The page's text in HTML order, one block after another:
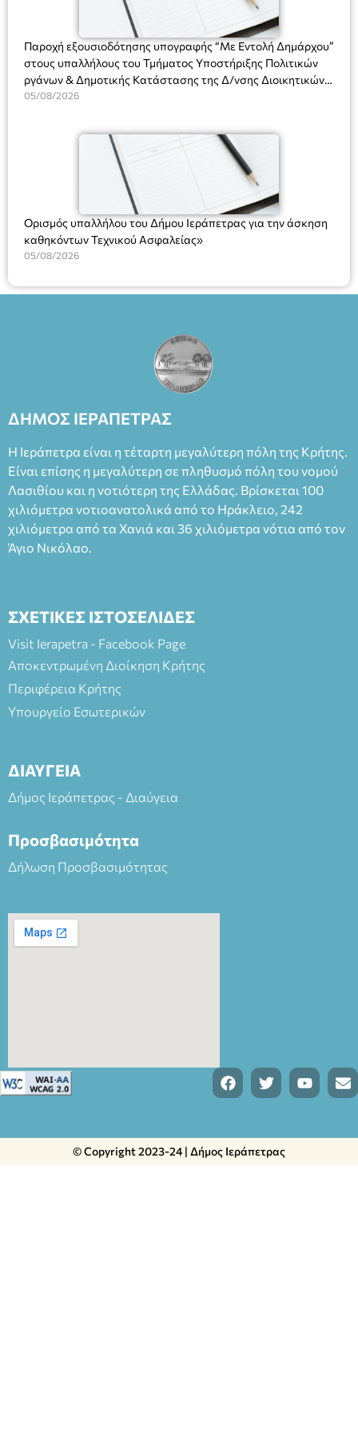
ΘΕΑΤΡΙΚΕΣ ΠΑΡΑΓΩΓΕΣ ΕΕ
Παροχή εξουσιοδότησης υπογραφής “Με Εντολή Δημάρχου”
στους υπαλλήλους του Τμήματος Υποστήριξης Πολιτικών
ργάνων & Δημοτικής Κατάστασης της Δ/νσης Διοικητικών
Υπηρεσιών για αποφάσεις, πιστοποιητικά, πράξεις και
(Ν. 5314/2026).»
05/08/2026
Ορισμός υπαλλήλου του Δήμου Ιεράπετρας για την άσκηση
καθηκόντων Τεχνικού Ασφαλείας»
05/08/2026
ΔΗΜΟΣ ΙΕΡΑΠΕΤΡΑΣ
Η Ιεράπετρα είναι η τέταρτη μεγαλύτερη πόλη της Κρήτης.
Είναι επίσης η μεγαλύτερη σε πληθυσμό πόλη του νομού
Λασιθίου και η νοτιότερη της Ελλάδας. Βρίσκεται 100
χιλιόμετρα νοτιοανατολικά από το Ηράκλειο, 242
χιλιόμετρα από τα Χανιά και 36 χιλιόμετρα νότια από τον
Άγιο Νικόλαο.
ΣΧΕΤΙΚΕΣ ΙΣΤΟΣΕΛΙΔΕΣ
Visit Ierapetra - Facebook Page
Αποκεντρωμένη Διοίκηση Κρήτης
Περιφέρεια Κρήτης
Υπουργείο Εσωτερικών
ΔΙΑΥΓΕΙΑ
Δήμος Ιεράπετρας - Διαύγεια
Προσβασιμότητα
Δήλωση Προσβασιμότητας
© Copyright 2023-24 | Δήμος Ιεράπετρας